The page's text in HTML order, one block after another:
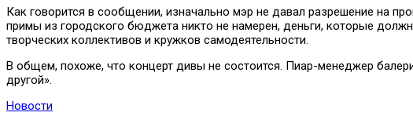
Как говорится в сообщении, изначально мэр не давал разрешение на
примы из городского бюджета никто не намерен, деньги, которые
творческих коллективов и кружков самодеятельности.
В общем, похоже, что концерт дивы не состоится. Пиар-менеджер
другой».
Новости